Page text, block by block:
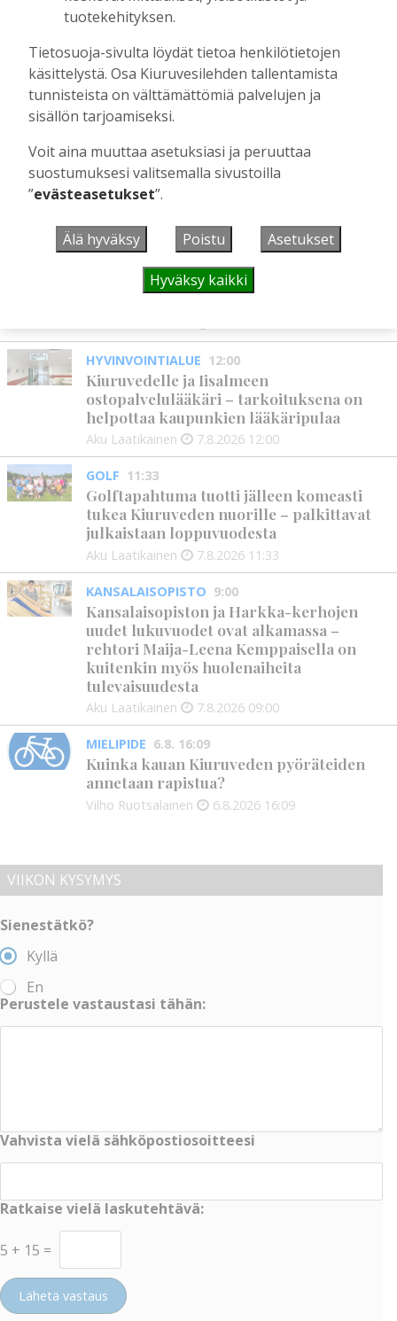
Aku Laatikainen
Äiti ja tytär kirjoittavat sodasta ja
siirtolaisuudesta – kirjojen päähenkilöt ja
toinen kirjoittaja ovat kotoisin
Kiuruveden Ruutanalta
Aku Laatikainen 22.7.2026 11:00
UUSIMMAT
12:26
HYVINVOINTIALUE 12:00
Kiuruvedelle ja Iisalmeen
ostopalvelulääkäri – tarkoituksena on
helpottaa kaupunkien lääkäripulaa
Aku Laatikainen 7.8.2026 12:00
GOLF 11:33
Golftapahtuma tuotti jälleen komeasti
tukea Kiuruveden nuorille – palkittavat
julkaistaan loppuvuodesta
Aku Laatikainen 7.8.2026 11:33
KANSALAISOPISTO 9:00
Kansalaisopiston ja Harkka-kerhojen
uudet lukuvuodet ovat alkamassa –
rehtori Maija-Leena Kemppaisella on
kuitenkin myös huolenaiheita
tulevaisuudesta
Aku Laatikainen 7.8.2026 09:00
MIELIPIDE 6.8. 16:09
Kuinka kauan Kiuruveden pyöräteiden
annetaan rapistua?
Vilho Ruotsalainen 6.8.2026 16:09
VIIKON KYSYMYS
Sienestätkö?
Kyllä
En
Perustele vastaustasi tähän:
Vahvista vielä sähköpostiosoitteesi
Ratkaise vielä laskutehtävä:
5 + 15 =
Lähetä vastaus
tuotekehityksen.
Tietosuoja-sivulta löydät tietoa henkilötietojen
käsittelystä. Osa Kiuruvesilehden tallentamista
tunnisteista on välttämättömiä palvelujen ja
sisällön tarjoamiseksi.
Voit aina muuttaa asetuksiasi ja peruuttaa
suostumuksesi valitsemalla sivustoilla
”evästeasetukset”.
Älä hyväksy Poistu Asetukset
Hyväksy kaikki